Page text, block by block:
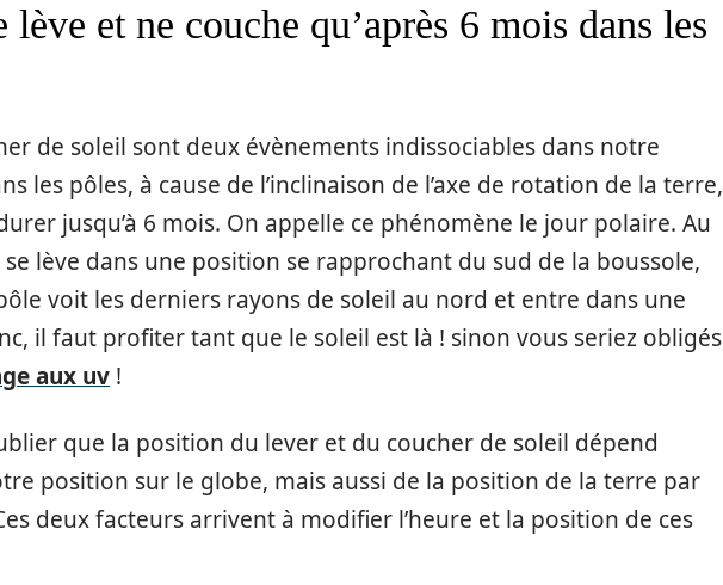
lève et ne couche qu’après 6 mois dans les
de soleil sont deux évènements indissociables dans notre
les pôles, à cause de l’inclinaison de l’axe de rotation de la terre,
jusqu’à 6 mois. On appelle ce phénomène le jour polaire. Au
lève dans une position se rapprochant du sud de la boussole,
voit les derniers rayons de soleil au nord et entre dans une
il faut profiter tant que le soleil est là ! sinon vous seriez obligés
aux uv !
que la position du lever et du coucher de soleil dépend
position sur le globe, mais aussi de la position de la terre par
deux facteurs arrivent à modifier l’heure et la position de ces